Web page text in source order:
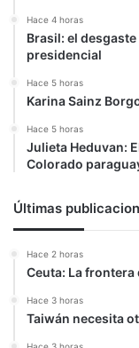
Hace 4 horas
Brasil: el
presidencial
Hace 5 horas
Karina Sainz
Hace 5 horas
Julieta Heduvan:
Colorado
Últimas
Hace 2 horas
Ceuta: La
Hace 3 horas
Taiwán necesita